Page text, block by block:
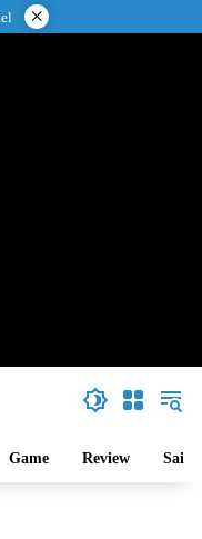
×
Game Review Sains